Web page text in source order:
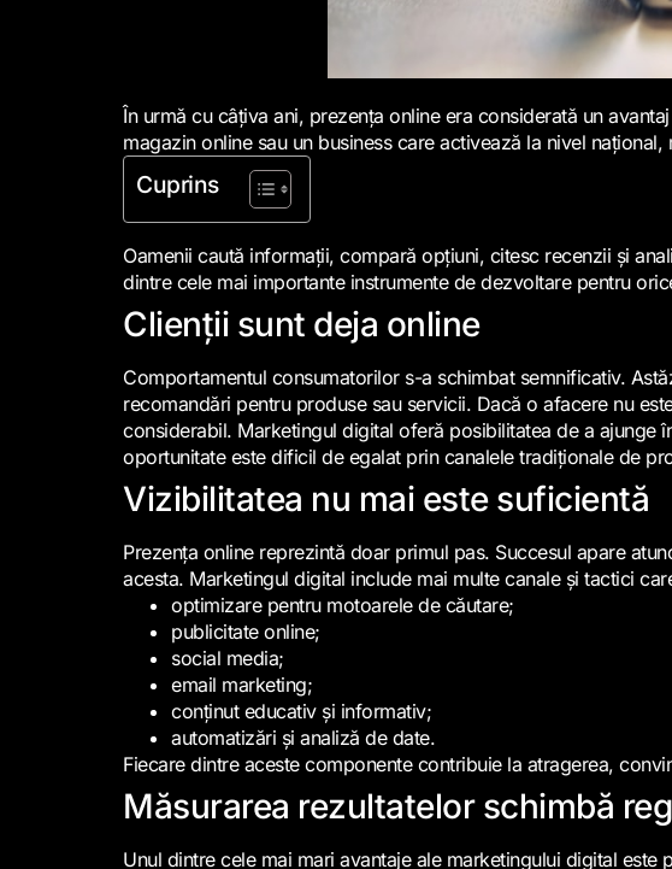
În urmă cu câțiva ani, prezența online era considerată un
magazin online sau un business care activează la nivel
Cuprins
Oamenii caută informații, compară opțiuni, citesc recenzii și
dintre cele mai importante instrumente de dezvoltare pentru
Clienții sunt deja online
Comportamentul consumatorilor s-a schimbat semnificativ.
recomandări pentru produse sau servicii. Dacă o afacere nu
considerabil. Marketingul digital oferă posibilitatea de a ajunge
oportunitate este dificil de egalat prin canalele tradiționale de
Vizibilitatea nu mai este suficientă
Prezența online reprezintă doar primul pas. Succesul apare
acesta. Marketingul digital include mai multe canale și tactici
optimizare pentru motoarele de căutare;
publicitate online;
social media;
email marketing;
conținut educativ și informativ;
automatizări și analiză de date.
Fiecare dintre aceste componente contribuie la atragerea,
Măsurarea rezultatelor schimbă
Unul dintre cele mai mari avantaje ale marketingului digital